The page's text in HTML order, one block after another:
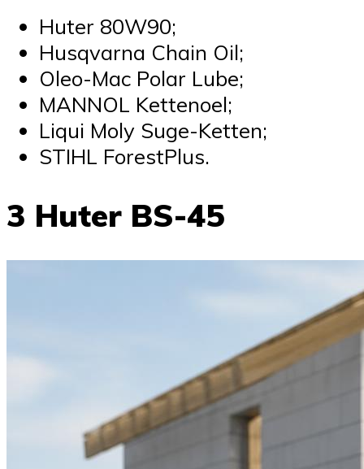
Huter 80W90;
Husqvarna Chain Oil;
Oleo-Mac Polar Lube;
MANNOL Kettenoel;
Liqui Moly Suge-Ketten;
STIHL ForestPlus.
3 Huter BS-45